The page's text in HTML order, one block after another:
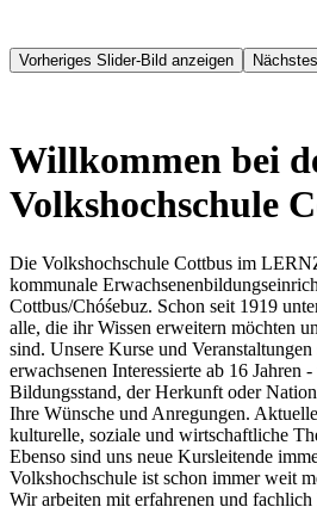
Vorheriges Slider-Bild anzeigen
Willkommen bei
Volkshochschule
Die Volkshochschule Cottbus im
kommunale
Cottbus/Chóśebuz. Schon seit 1919
alle, die ihr Wissen erweitern möchten
sind. Unsere Kurse und
erwachsenen Interessierte ab 16 Jahren
Bildungsstand, der Herkunft oder
Ihre Wünsche und Anregungen.
kulturelle, soziale und wirtschaftliche
Ebenso sind uns neue Kursleitende
Volkshochschule ist schon immer weit
Wir arbeiten mit erfahrenen und